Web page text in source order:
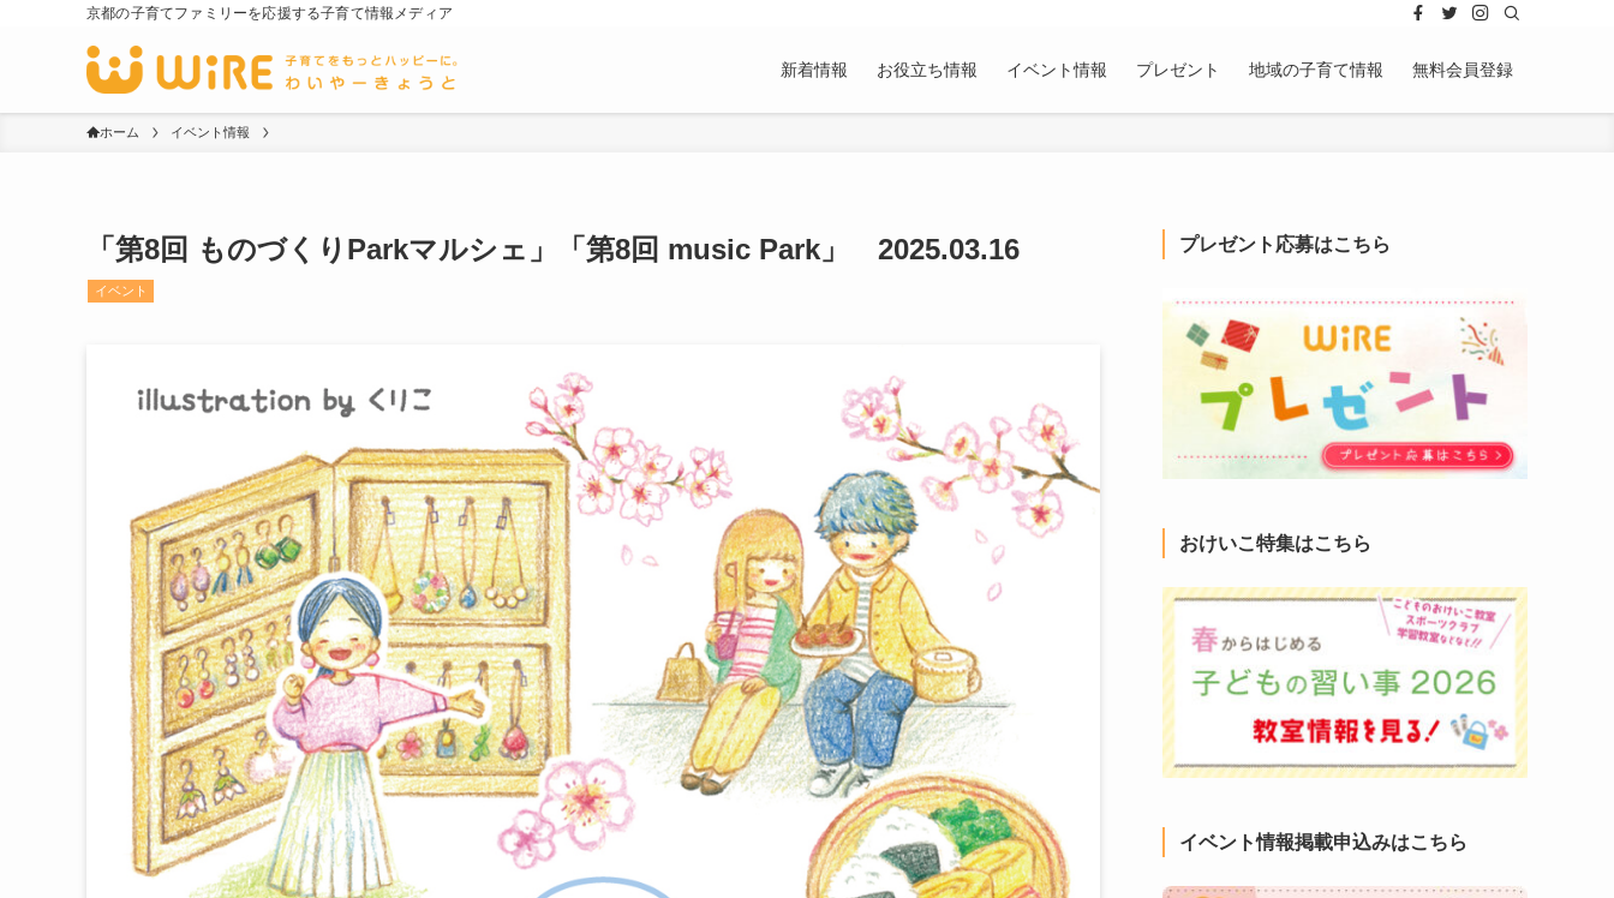
京都の子育てファミリーを応援する子育て情報メディア
新着情報 お役立ち情報 イベント情報 プレゼント 地域の子育て情報 無料会員登録
ホーム イベント情報
「第8回 ものづくりParkマルシェ」「第8回 music Park」 2025.03.16
イベント
プレゼント応募はこちら
おけいこ特集はこちら
イベント情報掲載申込みはこちら